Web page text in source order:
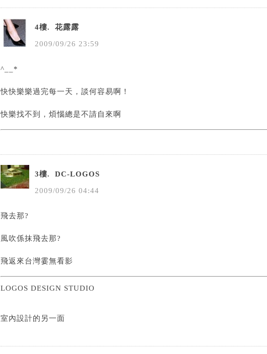
4樓. 花露露
2009/09/26 23:59
^__*
快快樂樂過完每一天，談何容易啊！
快樂找不到，煩惱總是不請自來啊
3樓. DC-LOGOS
2009/09/26 04:44
飛去那?
風吹係抹飛去那?
飛返來台灣霎無看影
LOGOS DESIGN STUDIO
室內設計的另一面